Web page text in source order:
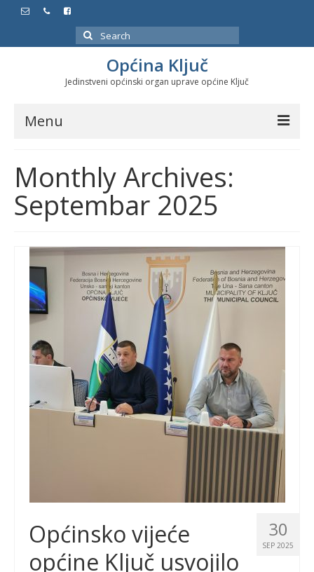
Search
for:
Općina Ključ
Jedinstveni općinski organ uprave općine Ključ
Menu
Službeni glasnici
Javne nabavke
Značajni datumi i manifestacije
Program energetske efikasnosti u stambenom
sektoru
Monthly Archives:
Septembar 2025
30
SEP 2025
Općinsko vijeće
općine Ključ usvojilo